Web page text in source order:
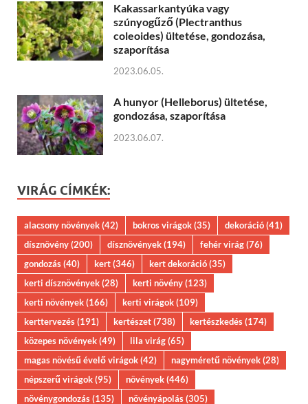
Kakassarkantyúka vagy
szúnyogűző (Plectranthus
coleoides) ültetése, gondozása,
szaporítása
2023.06.05.
A hunyor (Helleborus) ültetése,
gondozása, szaporítása
2023.06.07.
VIRÁG CÍMKÉK:
alacsony növények(42) bokros virágok(35) dekoráció(41)
dísznövény(200) dísznövények(194) fehér virág(76)
gondozás(40) kert(346) kert dekoráció(35)
kerti dísznövények(28) kerti növény(123)
kerti növények(166) kerti virágok(109)
kerttervezés(191) kertészet(738) kertészkedés(174)
közepes növények(49) lila virág(65)
magas növésű évelő virágok(42) nagyméretű növények(28)
népszerű virágok(95) növények(446)
növénygondozás(135) növényápolás(305)